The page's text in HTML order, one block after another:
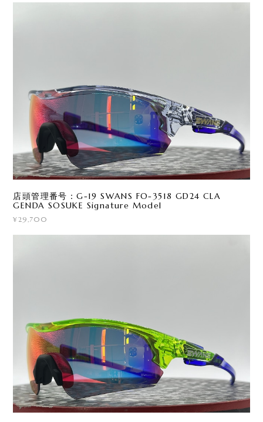
店頭管理番号：G-19 SWANS FO-3518 GD24 CLA
GENDA SOSUKE Signature Model
¥29,700